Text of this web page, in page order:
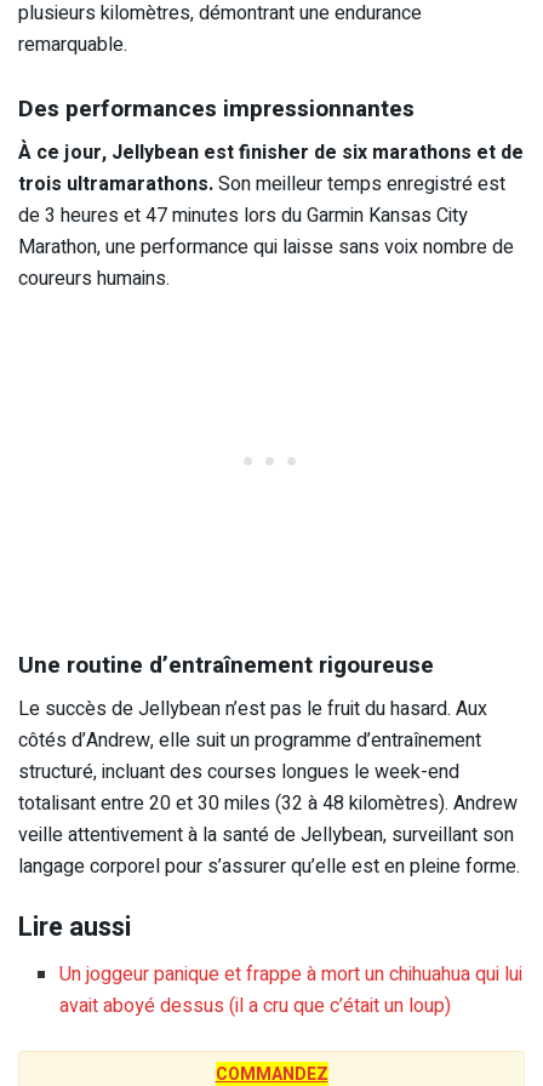
plusieurs kilomètres, démontrant une endurance
remarquable.
Des performances impressionnantes
À ce jour, Jellybean est finisher de six marathons et de
trois ultramarathons.Son meilleur temps enregistré est
de 3 heures et 47 minutes lors du Garmin Kansas City
Marathon, une performance qui laisse sans voix nombre de
coureurs humains.
Une routine d’entraînement rigoureuse
Le succès de Jellybean n’est pas le fruit du hasard. Aux
côtés d’Andrew, elle suit un programme d’entraînement
structuré, incluant des courses longues le week-end
totalisant entre 20 et 30 miles (32 à 48 kilomètres). Andrew
veille attentivement à la santé de Jellybean, surveillant son
langage corporel pour s’assurer qu’elle est en pleine forme.
Lire aussi
Un joggeur panique et frappe à mort un chihuahua qui lui
avait aboyé dessus (il a cru que c’était un loup)
COMMANDEZ